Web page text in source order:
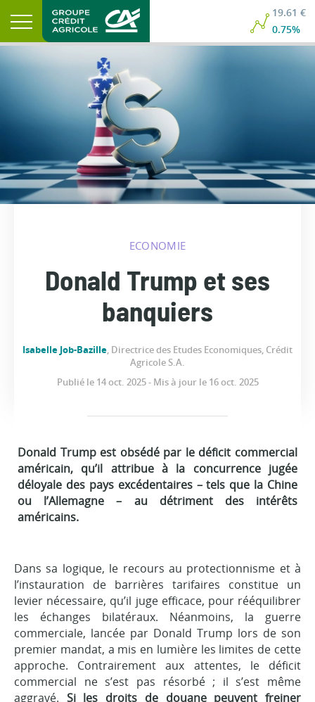
19.61 €
0.75%
ECONOMIE
Donald Trump et ses
banquiers
Isabelle Job-Bazille, Directrice des Etudes Economiques, Crédit
Agricole S.A.
Publié le 14 oct. 2025 - Mis à jour le 16 oct. 2025
Donald Trump est obsédé par le déficit commercial
américain, qu’il attribue à la concurrence jugée
déloyale des pays excédentaires – tels que la Chine
ou l’Allemagne – au détriment des intérêts
américains.
Dans sa logique, le recours au protectionnisme et à
l’instauration de barrières tarifaires constitue un
levier nécessaire, qu’il juge efficace, pour rééquilibrer
les échanges bilatéraux. Néanmoins, la guerre
commerciale, lancée par Donald Trump lors de son
premier mandat, a mis en lumière les limites de cette
approche. Contrairement aux attentes, le déficit
commercial ne s’est pas résorbé ; il s’est même
aggravé. Si les droits de douane peuvent freiner